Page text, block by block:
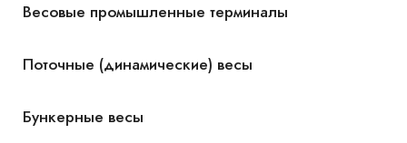
Весовые промышленные терминалы
Поточные (динамические) весы
Бункерные весы